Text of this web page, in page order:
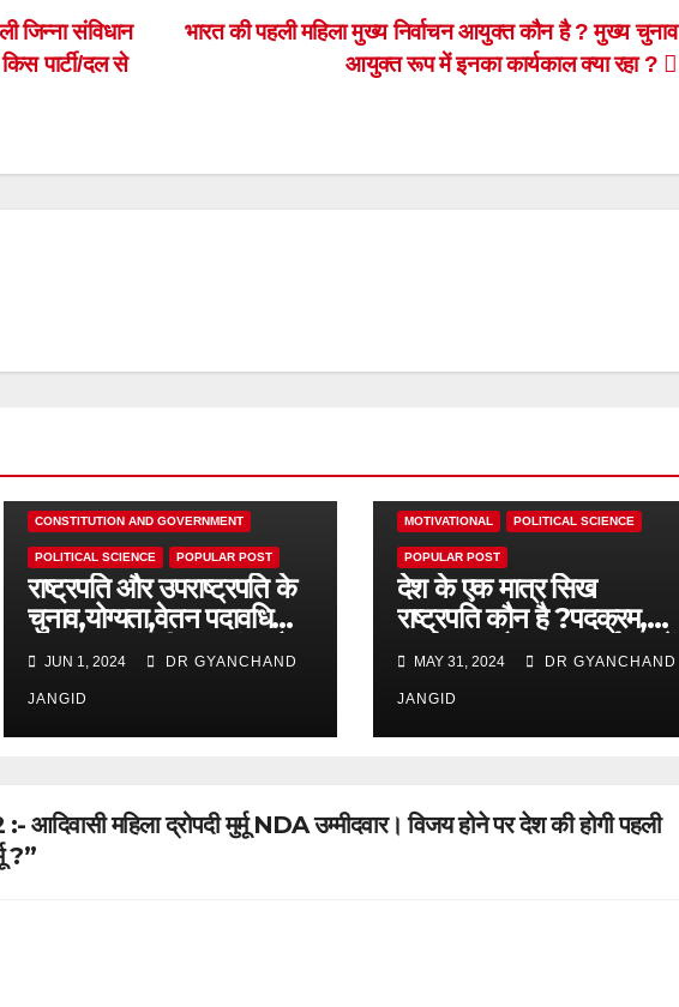
भारत की पहली महिला मुख्य निर्वाचन आयुक्त कौन है ? मुख्य चुनाव
आयुक्त रूप में इनका कार्यकाल क्या रहा ?
जिन्ना संविधान
पार्टी/दल से
CONSTITUTION AND GOVERNMENT
POLITICAL SCIENCE POPULAR POST
राष्ट्रपति और उपराष्ट्रपति के
चुनाव,योग्यता,वेतन पदावधि
और शपथ संबंधी क्या अंतर है ?
JUN 1, 2024 DR GYANCHAND
JANGID
MOTIVATIONAL POLITICAL SCIENCE
POPULAR POST
देश के एक मात्र सिख
राष्ट्रपति कौन है ?पदक्रम,
कार्यकाल और सड़क दुर्घटना में
जिनकी मृत्यु हुई।
MAY 31, 2024 DR GYANCHAND
JANGID
महिला द्रोपदी मुर्मू NDA उम्मीदवार। विजय होने पर देश की होगी पहली
?”